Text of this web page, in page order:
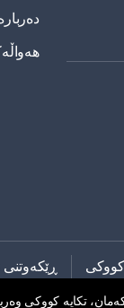
تکایە کووکی
ڕێکەوتنی